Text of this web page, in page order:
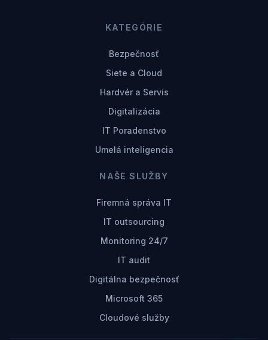
KATEGÓRIE
Bezpečnosť
Siete a Cloud
Hardvér a Servis
Digitalizácia
IT Poradenstvo
Umelá inteligencia
NAŠE SLUŽBY
Firemná správa IT
IT outsourcing
Monitoring 24/7
IT audit
Digitálna bezpečnosť
Microsoft 365
Cloudové služby